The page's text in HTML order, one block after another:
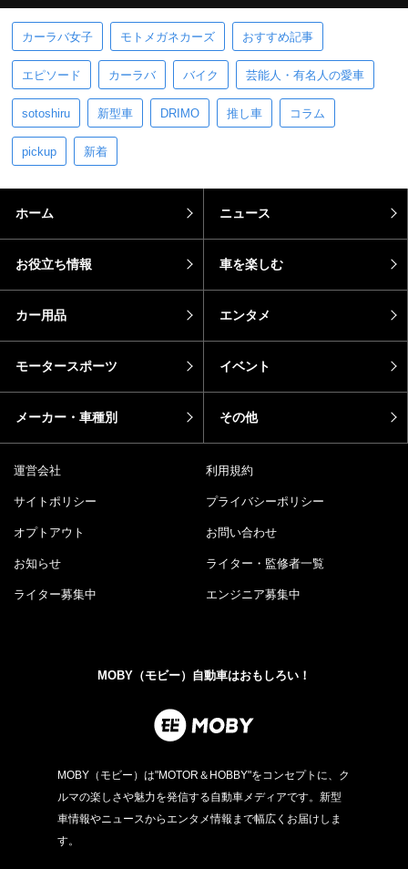
カーラバ女子 モトメガネカーズ おすすめ記事
エピソード カーラバ バイク 芸能人・有名人の愛車
sotoshiru 新型車 DRIMO 推し車 コラム
pickup 新着
ホーム ニュース
お役立ち情報 車を楽しむ
カー用品 エンタメ
モータースポーツ イベント
メーカー・車種別 その他
運営会社 利用規約
サイトポリシー プライバシーポリシー
オプトアウト お問い合わせ
お知らせ ライター・監修者一覧
ライター募集中 エンジニア募集中
MOBY（モビー）自動車はおもしろい！
MOBY（モビー）は"MOTOR＆HOBBY"をコンセプトに、ク
ルマの楽しさや魅力を発信する自動車メディアです。新型
車情報やニュースからエンタメ情報まで幅広くお届けしま
す。